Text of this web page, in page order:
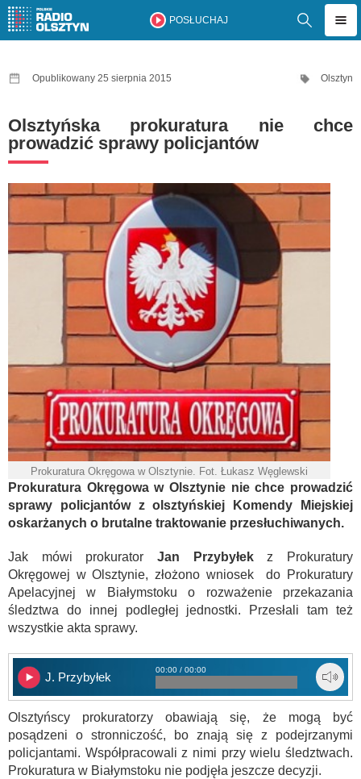
POSŁUCHAJ
Opublikowany 25 sierpnia 2015 Olsztyn
Olsztyńska prokuratura nie chce
prowadzić sprawy policjantów
Prokuratura Okręgowa w Olsztynie. Fot. Łukasz Węglewski
Prokuratura Okręgowa w Olsztynie nie chce prowadzić
sprawy policjantów z olsztyńskiej Komendy Miejskiej
oskarżanych o brutalne traktowanie przesłuchiwanych.
Jak mówi prokurator Jan Przybyłekz Prokuratury
Okręgowej w Olsztynie, złożono wniosek do Prokuratury
Apelacyjnej w Białymstoku o rozważenie przekazania
śledztwa do innej podległej jednostki. Przesłali tam też
wszystkie akta sprawy.
J. Przybyłek
00:00 / 00:00
Olsztyńscy prokuratorzy obawiają się, że mogą być
posądzeni o stronniczość, bo znają się z podejrzanymi
policjantami. Współpracowali z nimi przy wielu śledztwach.
Prokuratura w Białymstoku nie podjęła jeszcze decyzji.